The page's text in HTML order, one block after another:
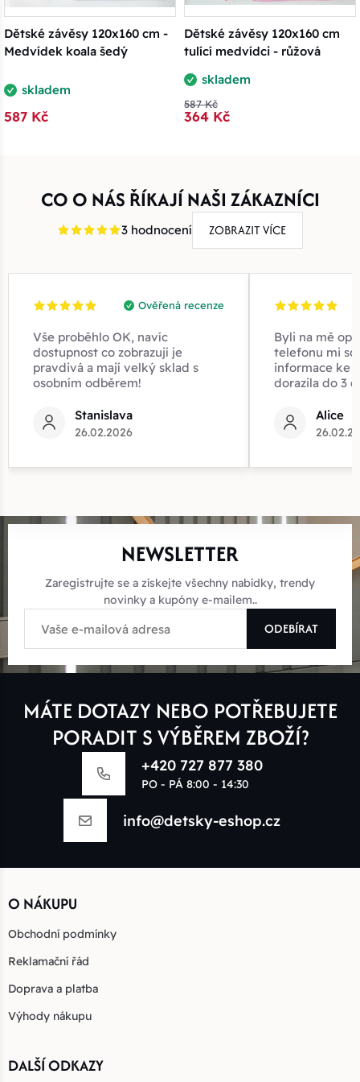
Dětské závěsy 120x160 cm -
Medvídek koala šedý
skladem
587 Kč
Dětské závěsy 120x160 cm
tulící medvídci - růžová
skladem
587 Kč
364 Kč
CO O NÁS ŘÍKAJÍ NAŠI ZÁKAZNÍCI
3 hodnocení ZOBRAZIT VÍCE
Ověřená recenze
Vše proběhlo OK, navíc
dostupnost co zobrazují je
pravdivá a mají velký sklad s
osobním odběrem!
Stanislava
26.02.2026
Byli na mě
telefonu mi
informace ke
dorazila do 3
Alice
NEWSLETTER
Zaregistrujte se a získejte všechny nabídky, trendy
novinky a kupóny e-mailem..
ODEBÍRAT
MÁTE DOTAZY NEBO POTŘEBUJETE
PORADIT S VÝBĚREM ZBOŽÍ?
+420 727 877 380
PO - PÁ 8:00 - 14:30
info@detsky-eshop.cz
O NÁKUPU
Obchodní podmínky
Reklamační řád
Doprava a platba
Výhody nákupu
DALŠÍ ODKAZY